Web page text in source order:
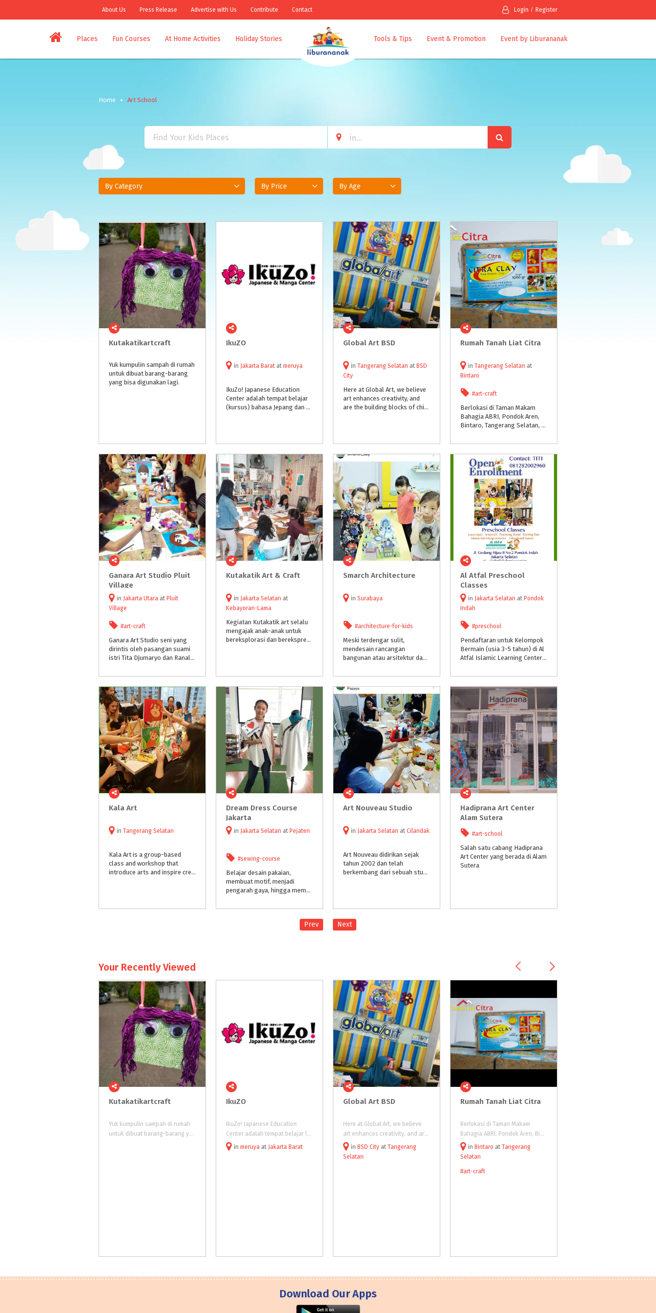
About Us Press Release Advertise with Us Contribute Contact Login Register
Places Fun Courses At Home Activities Holiday Stories Tools & Tips Event & Promotion Event by Liburananak
Home Art School
By Category By Price By Age
Kutakatikartcraft
Yuk kumpulin sampah di rumah
untuk dibuat barang-barang
yang bisa digunakan lagi.
IkuZO
in Jakarta Barat at meruya
IkuZo! Japanese Education
Center adalah tempat belajar
(kursus) bahasa Jepang dan gambar Manga praktikal bagi Anda yang ingin menggali lebih dalam tentang budaya, etika, dan etos kerja masyarakat Jepang.
Global Art BSD
in Tangerang Selatan at BSD
City
Here at Global Art, we believe
art enhances creativity, and
are the building blocks of child development. We train the younger generation to be creative thinkers and to develop in them problem-solving skills – allowing them to imagine, explore
Rumah Tanah Liat Citra
in Tangerang Selatan at
Bintaro
#art-craft
Berlokasi di Taman Makam
Bahagia ABRI, Pondok Aren,
Bintaro, Tangerang Selatan, Banten.
Ganara Art Studio Pluit
Village
in Jakarta Utara at Pluit
Village
#art-craft
Ganara Art Studio seni yang
dirintis oleh pasangan suami
istri Tita Djumaryo dan Ranald Indra. Setiap akhir pekan, studio ini menawarkan banyak program bagi batita, balita, hingga remaja.
Kutakatik Art & Craft
in Jakarta Selatan at
Kebayoran-Lama
Kegiatan Kutakatik art selalu
mengajak anak-anak untuk
bereksplorasi dan berekspresi menurut intrepertasi masing-masing.
Smarch Architecture
in Surabaya
#architecture-for-kids
Meski terdengar sulit,
mendesain rancangan
bangunan atau arsitektur dapat dikenalkan kepada anak sejak dini. Sebab, banyak manfaat yang didapat buah hati saat mereka mengenal bangunan. Apa saja?
Al Atfal Preschool
Classes
in Jakarta Selatan at Pondok
Indah
#preschool
Pendaftaran untuk Kelompok
Bermain (usia 3-5 tahun) di Al
Atfal Islamic Learning Center @alatfalislamiccenter telah dibuka ! Yuk, Mama Papa...daftarkan si Kecil untuk bermain sambil belajar agama Islam dalam lingkungan yang menyenangkan...
Kala Art
in Tangerang Selatan
Kala Art is a group-based
class and workshop that
introduce arts and inspire creativity.
Dream Dress Course
Jakarta
in Jakarta Selatan at Pejaten
#sewing-course
Belajar desain pakaian,
membuat motif, menjadi
pengarah gaya, hingga mempersiapkan sebuah perhelatan fashion show, bukan hal yang mustahil untuk dilakukan oleh anak.
Art Nouveau Studio
in Jakarta Selatan at Cilandak
Art Nouveau didirikan sejak
tahun 2002 dan telah
berkembang dari sebuah studio pengajaran untuk mengerjakan berjuta-juta proyek berbasis seni. Keragaman proyek mencakup banyak bidang di dunia seni yang memungkinkan untuk mengembangkan bakat dan kreativita
Hadiprana Art Center
Alam Sutera
#art-school
Salah satu cabang Hadiprana
Art Center yang berada di Alam
Sutera
Prev Next
Your Recently Viewed
Kutakatikartcraft
Yuk kumpulin sampah di rumah
untuk dibuat barang-barang yang bisa digunakan lagi.
IkuZO
IkuZo! Japanese Education
Center adalah tempat belajar (kursus) bahasa Jepang dan gambar Manga praktikal bagi Anda yang ingin menggali lebih dalam tentang budaya, etika, dan etos kerja masyarakat Jepang.
in meruya at Jakarta Barat
Global Art BSD
Here at Global Art, we believe
art enhances creativity, and are the building blocks of child development. We train the younger generation to be creative thinkers and to develop in them problem-solving skills – allowing them to imagine, explore
in BSD City at Tangerang
Selatan
Rumah Tanah Liat Citra
Berlokasi di Taman Makam
Bahagia ABRI, Pondok Aren, Bintaro, Tangerang Selatan, Banten.
in Bintaro at Tangerang
Selatan
#art-craft
Download Our Apps